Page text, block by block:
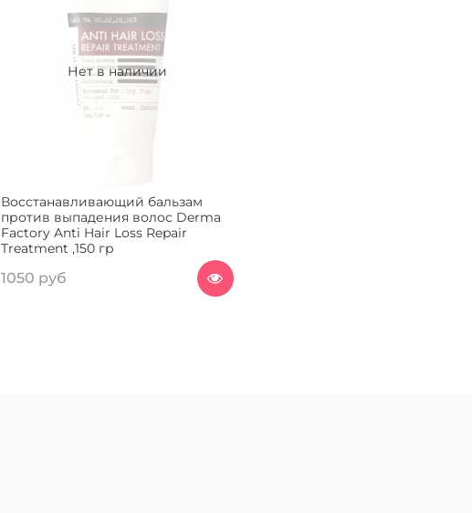
Нет в наличии
Восстанавливающий бальзам
против выпадения волос Derma
Factory Anti Hair Loss Repair
Treatment ,150 гр
1050 руб